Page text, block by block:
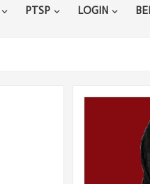
PTSP LOGIN